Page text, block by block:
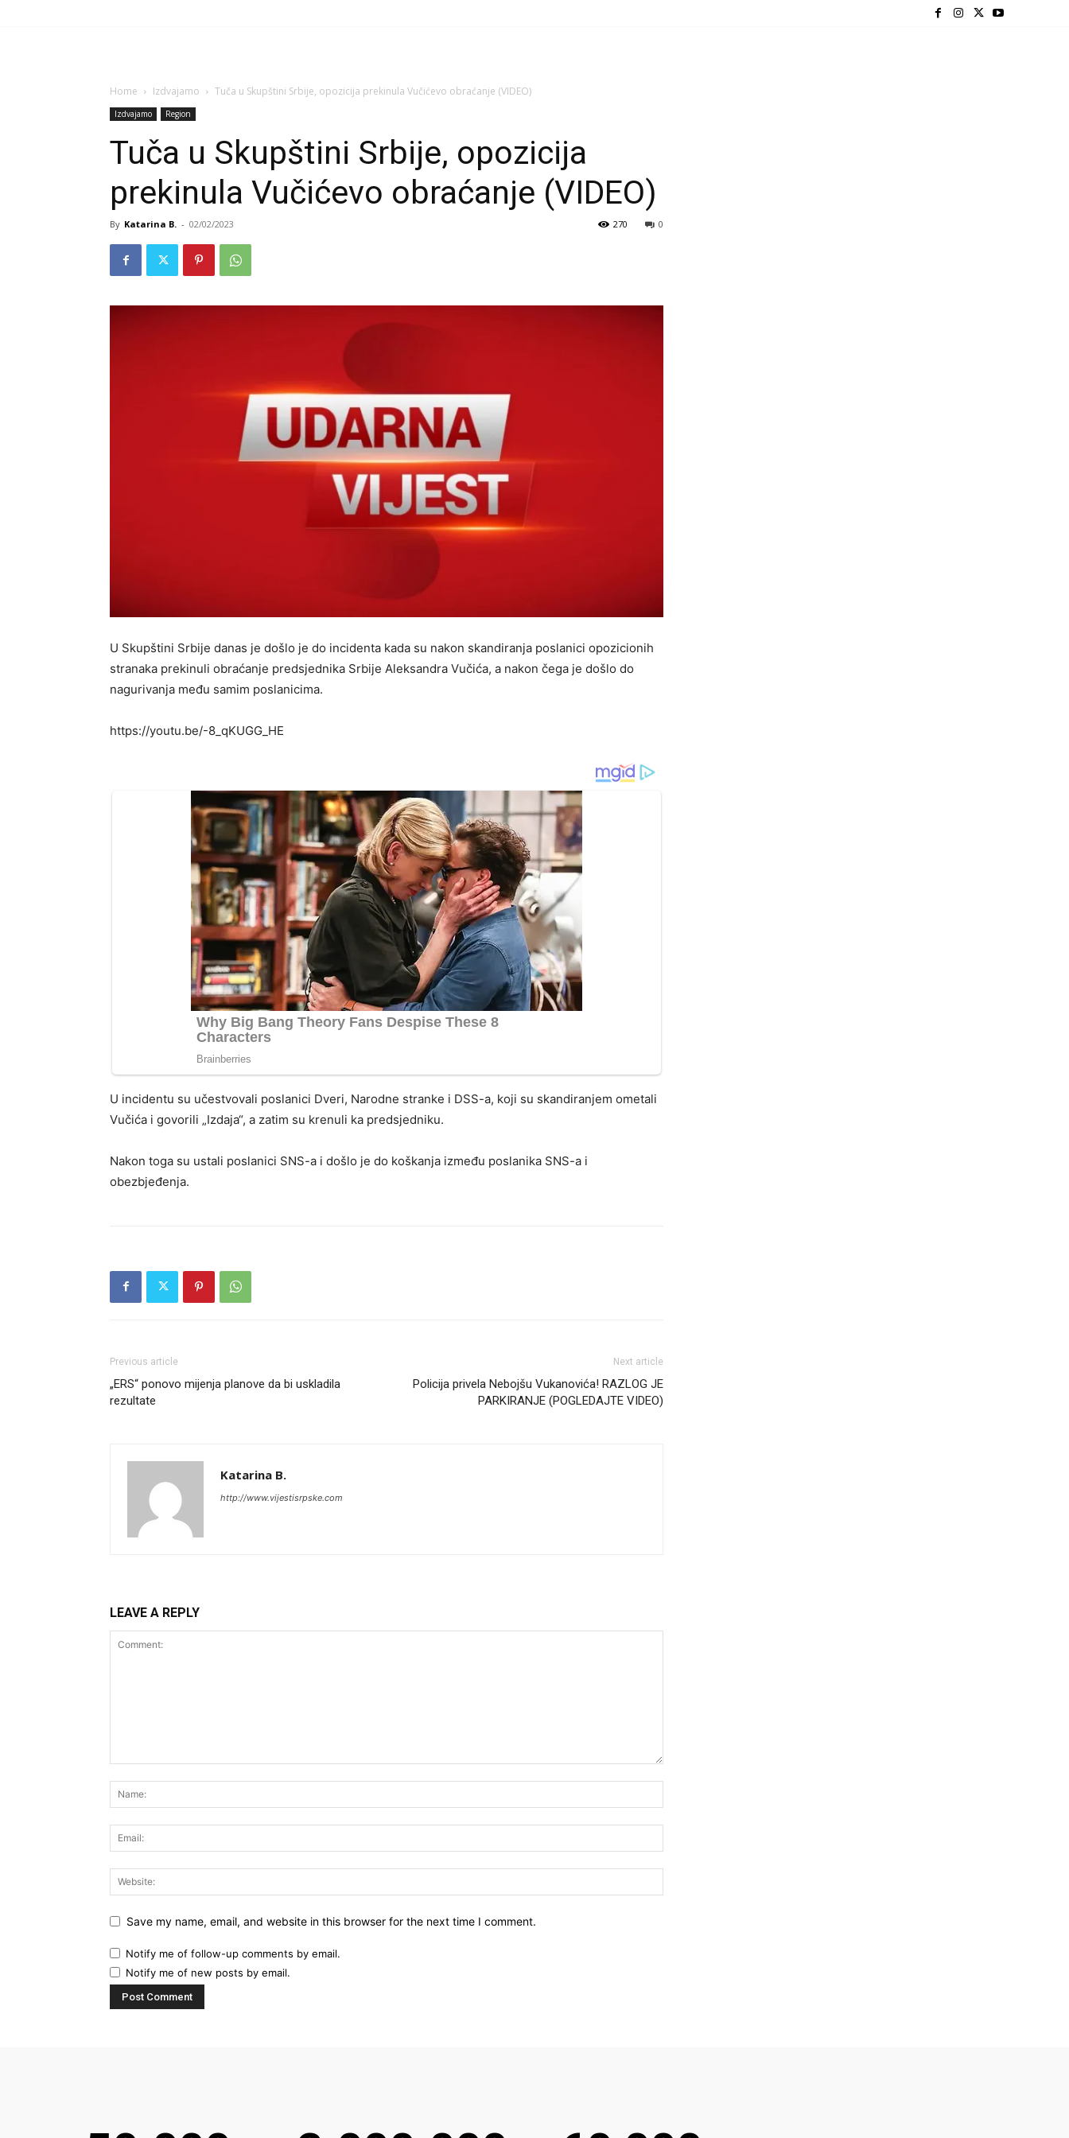
Home Izdvajamo Tuča u Skupštini Srbije, opozicija prekinula Vučićevo obraćanje (VIDEO)
Izdvajamo Region
Tuča u Skupštini Srbije, opozicija
prekinula Vučićevo obraćanje (VIDEO)
By Katarina B. - 02/02/2023 0
270
U Skupštini Srbije danas je došlo je do incidenta kada su nakon skandiranja poslanici opozicionih
stranaka prekinuli obraćanje predsjednika Srbije Aleksandra Vučića, a nakon čega je došlo do
nagurivanja među samim poslanicima.
https://youtu.be/-8_qKUGG_HE
U incidentu su učestvovali poslanici Dveri, Narodne stranke i DSS-a, koji su skandiranjem ometali
Vučića i govorili „Izdaja“, a zatim su krenuli ka predsjedniku.
Nakon toga su ustali poslanici SNS-a i došlo je do koškanja između poslanika SNS-a i
obezbjeđenja.
Previous article
„ERS“ ponovo mijenja planove da bi uskladila
rezultate
Next article
Policija privela Nebojšu Vukanovića! RAZLOG JE
PARKIRANJE (POGLEDAJTE VIDEO)
Katarina B.
http://www.vijestisrpske.com
LEAVE A REPLY
Save my name, email, and website in this browser for the next time I comment.
Notify me of follow-up comments by email.
Notify me of new posts by email.